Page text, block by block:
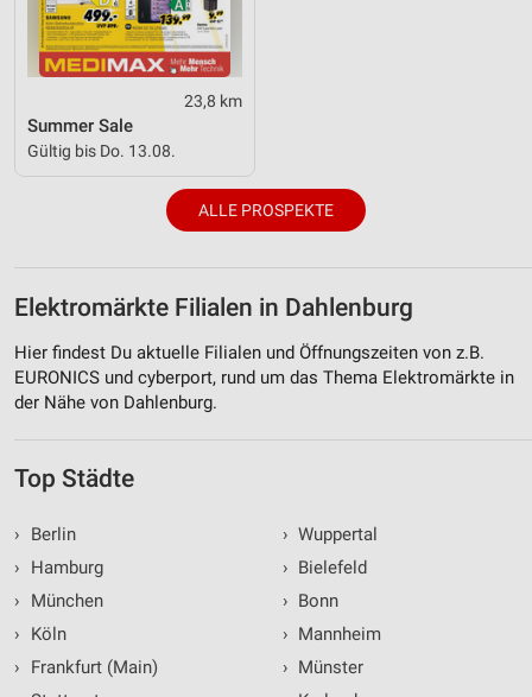
23,8 km
Summer Sale
Gültig bis Do. 13.08.
ALLE PROSPEKTE
Elektromärkte Filialen in Dahlenburg
Hier findest Du aktuelle Filialen und Öffnungszeiten von z.B.
EURONICS und cyberport, rund um das Thema Elektromärkte in
der Nähe von Dahlenburg.
Top Städte
›
Berlin
›
Hamburg
›
München
›
Köln
›
Frankfurt (Main)
› Wuppertal
› Bielefeld
› Bonn
› Mannheim
› Münster